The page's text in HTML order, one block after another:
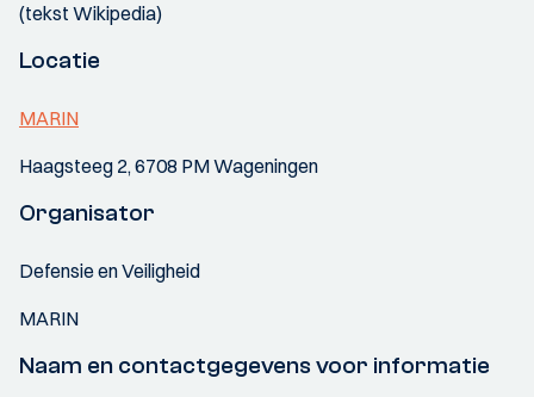
(tekst Wikipedia)
Locatie
MARIN
Haagsteeg 2, 6708 PM Wageningen
Organisator
Defensie en Veiligheid
MARIN
Naam en contactgegevens voor informatie